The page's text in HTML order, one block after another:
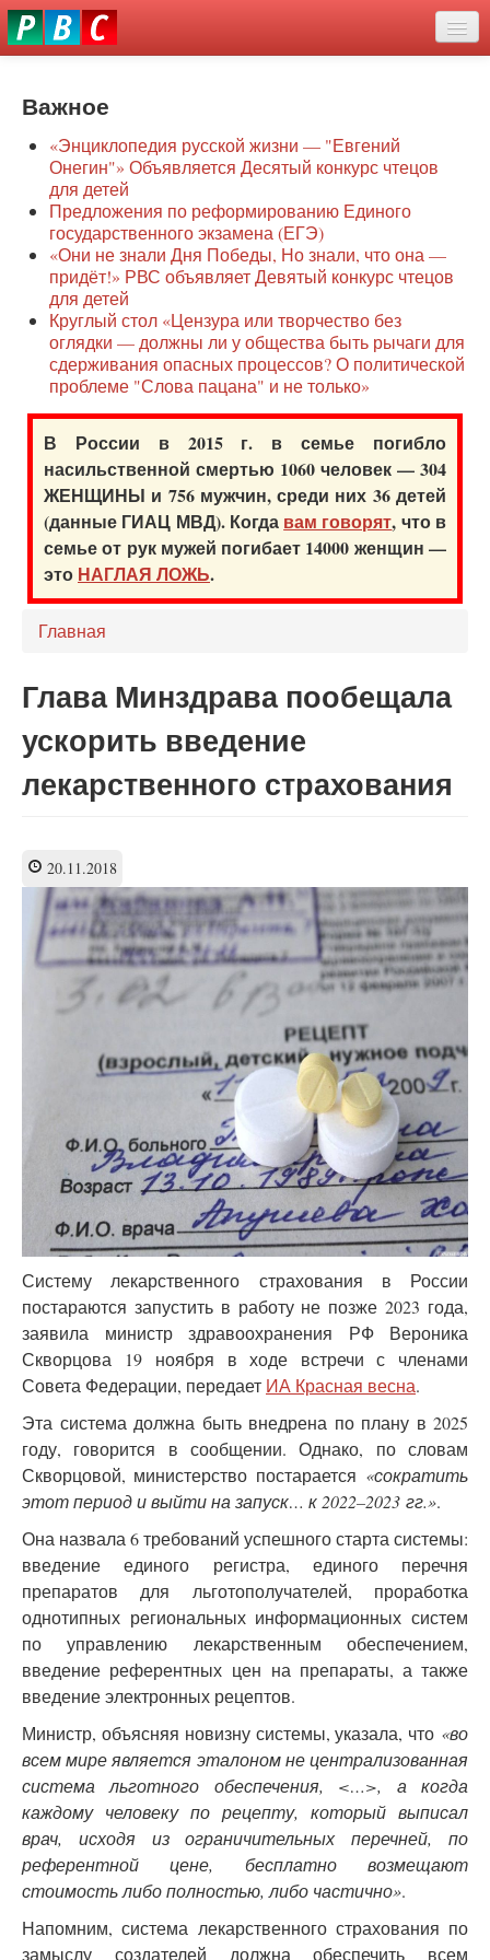
Перейти
к
О нас
Защита семей
Образование
Наше сопротивление
Регионы
Видео
Важное
«Энциклопедия русской жизни — "Евгений
Онегин"» Объявляется Десятый конкурс чтецов
для детей
Предложения по реформированию Единого
государственного экзамена (ЕГЭ)
«Они не знали Дня Победы, Но знали, что она —
придёт!» РВС объявляет Девятый конкурс чтецов
для детей
Круглый стол «Цензура или творчество без
оглядки — должны ли у общества быть рычаги для
сдерживания опасных процессов? О политической
проблеме "Слова пацана" и не только»
В России в 2015 г. в семье погибло
насильственной смертью 1060 человек — 304
ЖЕНЩИНЫ и 756 мужчин, среди них 36 детей
(данные ГИАЦ МВД). Когда вам говорят, что в
семье от рук мужей погибает 14000 женщин —
это НАГЛАЯ ЛОЖЬ.
Главная
Глава Минздрава пообещала
ускорить введение
лекарственного страхования
20.11.2018
Систему лекарственного страхования в России
постараются запустить в работу не позже 2023 года,
заявила министр здравоохранения РФ Вероника
Скворцова 19 ноября в ходе встречи с членами
Совета Федерации, передает ИА Красная весна.
Эта система должна быть внедрена по плану в 2025
году, говорится в сообщении. Однако, по словам
Скворцовой, министерство постарается «сократить
этот период и выйти на запуск… к 2022–2023 гг.».
Она назвала 6 требований успешного старта системы:
введение единого регистра, единого перечня
препаратов для льготополучателей, проработка
однотипных региональных информационных систем
по управлению лекарственным обеспечением,
введение референтных цен на препараты, а также
введение электронных рецептов.
Министр, объясняя новизну системы, указала, что «во
всем мире является эталоном не централизованная
система льготного обеспечения, <…>, а когда
каждому человеку по рецепту, который выписал
врач, исходя из ограничительных перечней, по
референтной цене, бесплатно возмещают
стоимость либо полностью, либо частично».
Напомним, система лекарственного страхования по
замыслу создателей должна обеспечить всем